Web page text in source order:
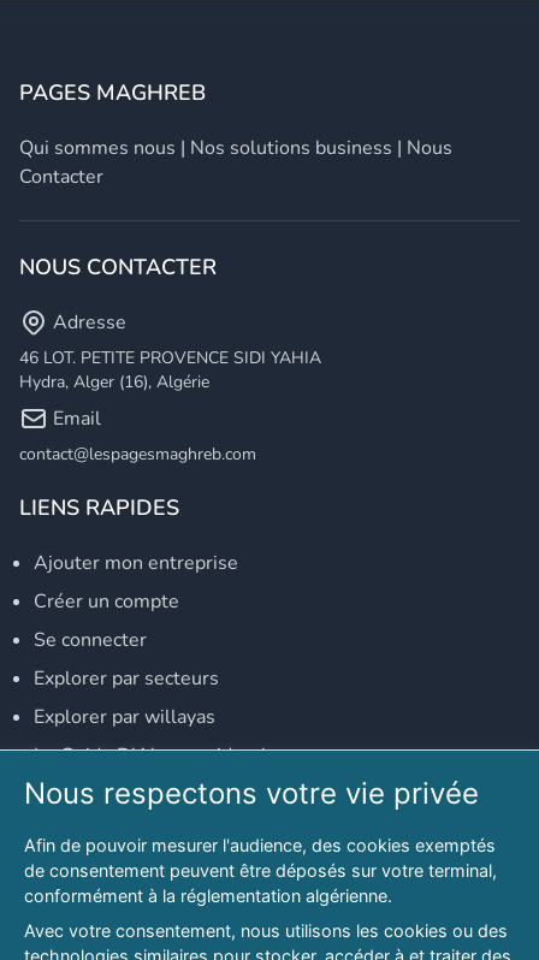
PAGES MAGHREB
Qui sommes nous | Nos solutions business | Nous
Contacter
NOUS CONTACTER
Adresse
46 LOT. PETITE PROVENCE SIDI YAHIA
Hydra, Alger (16), Algérie
Email
contact@lespagesmaghreb.com
LIENS RAPIDES
Ajouter mon entreprise
Créer un compte
Se connecter
Explorer par secteurs
Explorer par willayas
Le Guide D'Alger, guide-alger.com
NOS RÉSEAUX SOCIAUX
Notre page Facebook
Notre page LinkedIn
Notre page Instagram
Nous respectons votre vie privée
Afin de pouvoir mesurer l'audience, des cookies exemptés
de consentement peuvent être déposés sur votre terminal,
conformément à la réglementation algérienne.
Avec votre consentement, nous utilisons les cookies ou des
technologies similaires pour stocker, accéder à et traiter des